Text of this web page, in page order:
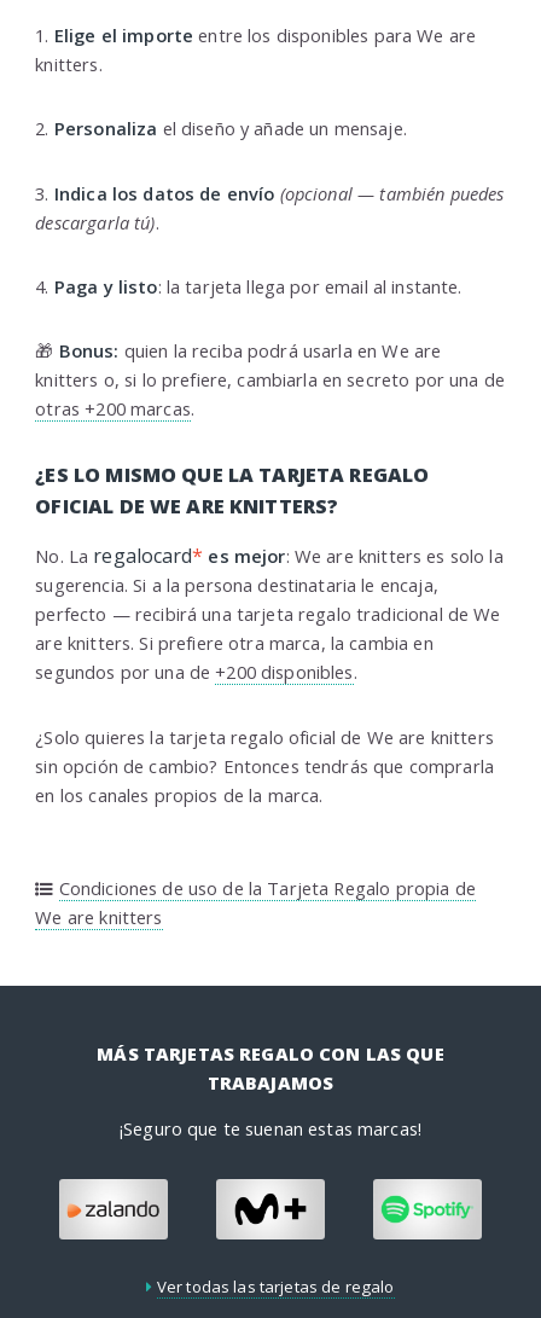
1. Elige el importe entre los disponibles para We are
knitters.
2. Personaliza el diseño y añade un mensaje.
3. Indica los datos de envío (opcional — también puedes
descargarla tú).
4. Paga y listo: la tarjeta llega por email al instante.
🎁 Bonus: quien la reciba podrá usarla en We are
knitters o, si lo prefiere, cambiarla en secreto por una de
otras +200 marcas.
¿ES LO MISMO QUE LA TARJETA REGALO
OFICIAL DE WE ARE KNITTERS?
No. La regalocard* es mejor: We are knitters es solo la
sugerencia. Si a la persona destinataria le encaja,
perfecto — recibirá una tarjeta regalo tradicional de We
are knitters. Si prefiere otra marca, la cambia en
segundos por una de+200 disponibles.
¿Solo quieres la tarjeta regalo oficial de We are knitters
sin opción de cambio? Entonces tendrás que comprarla
en los canales propios de la marca.
Condiciones de uso de la Tarjeta Regalo propia de
We are knitters
MÁS TARJETAS REGALO CON LAS QUE
TRABAJAMOS
¡Seguro que te suenan estas marcas!
Ver todas las tarjetas de regalo